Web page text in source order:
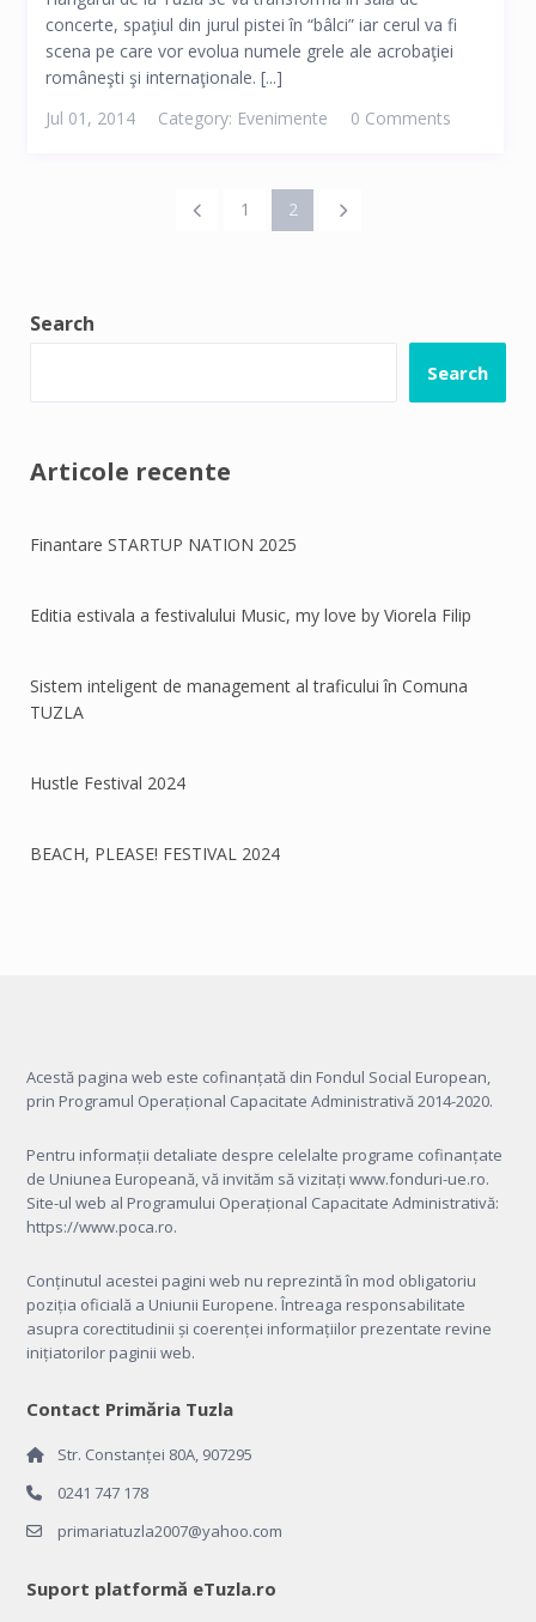
concerte, spaţiul din jurul pistei în “bâlci” iar cerul va fi
scena pe care vor evolua numele grele ale acrobaţiei
româneşti şi internaţionale. [...]
Jul 01, 2014
Category: Evenimente 0 Comments
1 2
Search
Search
Articole recente
Finantare STARTUP NATION 2025
Editia estivala a festivalului Music, my love by Viorela Filip
Sistem inteligent de management al traficului în Comuna
TUZLA
Hustle Festival 2024
BEACH, PLEASE! FESTIVAL 2024
Acestă pagina web este cofinanțată din Fondul Social European,
prin Programul Operațional Capacitate Administrativă 2014-2020.
Pentru informații detaliate despre celelalte programe cofinanțate
de Uniunea Europeană, vă invităm să vizitați www.fonduri-ue.ro.
Site-ul web al Programului Operațional Capacitate Administrativă:
https://www.poca.ro.
Conținutul acestei pagini web nu reprezintă în mod obligatoriu
poziția oficială a Uniunii Europene. Întreaga responsabilitate
asupra corectitudinii și coerenței informațiilor prezentate revine
inițiatorilor paginii web.
Contact Primăria Tuzla
Str. Constanței 80A, 907295
0241 747 178
primariatuzla2007@yahoo.com
Suport platformă eTuzla.ro